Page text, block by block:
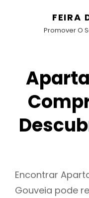
FEIRA
Promover O
Encontrar
Gouveia pode